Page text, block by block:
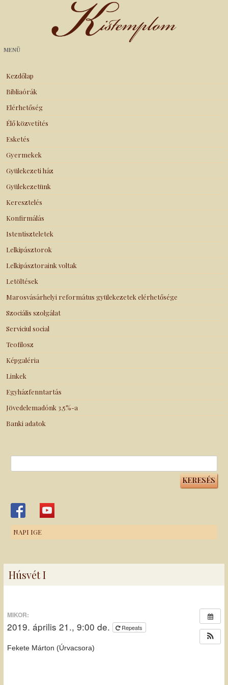
Kistemplom
MENÜ
Kezdőlap
Bibliaórák
Elérhetőség
Élő közvetítés
Esketés
Gyermekek
Gyülekezeti ház
Gyülekezetünk
Keresztelés
Konfirmálás
Istentiszteletek
Lelkipásztorok
Lelkipásztoraink voltak
Letöltések
Marosvásárhelyi református gyülekezetek elérhetősége
Szociális szolgálat
Serviciul social
Teofilosz
Képgaléria
Linkek
Egyházfenntartás
Jövedelemadónk 3,5%-a
Banki adatok
NAPI IGE
Húsvét I
MIKOR:
2019. április 21., 9:00 de. Repeats
Fekete Márton (Úrvacsora)